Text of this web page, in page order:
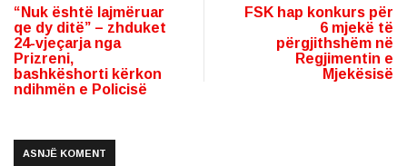
“Nuk është lajmëruar
qe dy ditë” – zhduket
24-vjeçarja nga
Prizreni,
bashkëshorti kërkon
ndihmën e Policisë
FSK hap konkurs për
6 mjekë të
përgjithshëm në
Regjimentin e
Mjekësisë
ASNJË KOMENT